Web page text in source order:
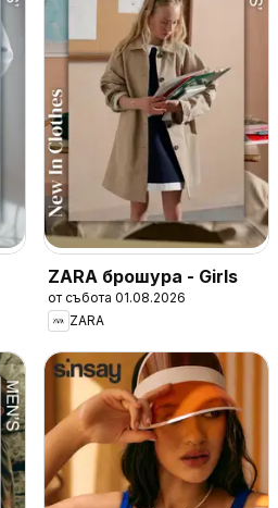
ZARA брошура - Girls
от събота 01.08.2026
ZARA